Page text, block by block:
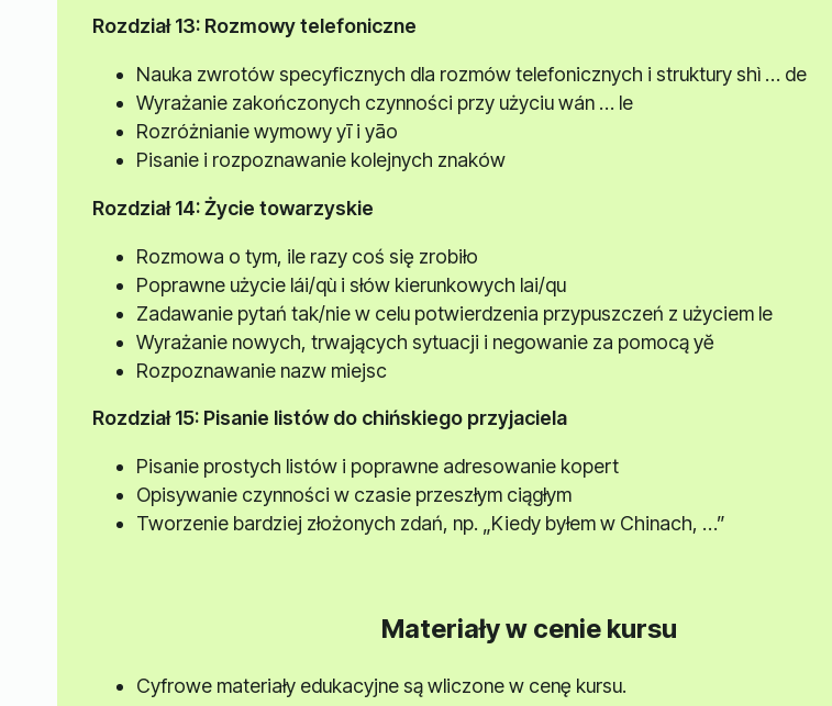
Rozdział 13: Rozmowy telefoniczne
Nauka zwrotów specyficznych dla rozmów telefonicznych i struktury shì … de
Wyrażanie zakończonych czynności przy użyciu wán … le
Rozróżnianie wymowy yī i yāo
Pisanie i rozpoznawanie kolejnych znaków
Rozdział 14: Życie towarzyskie
Rozmowa o tym, ile razy coś się zrobiło
Poprawne użycie lái/qù i słów kierunkowych lai/qu
Zadawanie pytań tak/nie w celu potwierdzenia przypuszczeń z użyciem le
Wyrażanie nowych, trwających sytuacji i negowanie za pomocą yĕ
Rozpoznawanie nazw miejsc
Rozdział 15: Pisanie listów do chińskiego przyjaciela
Pisanie prostych listów i poprawne adresowanie kopert
Opisywanie czynności w czasie przeszłym ciągłym
Tworzenie bardziej złożonych zdań, np. „Kiedy byłem w Chinach, …”
Materiały w cenie kursu
Cyfrowe materiały edukacyjne są wliczone w cenę kursu.